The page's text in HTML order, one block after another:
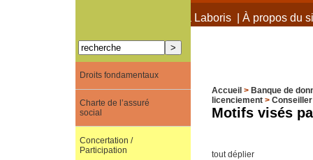
À propos de Terra Laboris| À propos du
Accueil > Banque de
licenciement>
Motifs visés
tout déplier
Droits fondamentaux
Charte de l’assuré
social
Concertation /
Participation